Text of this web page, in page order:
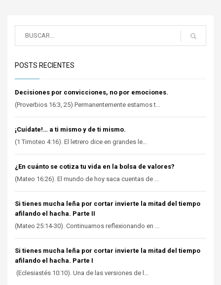
POSTS RECIENTES
Decisiones por convicciones, no por emociones.
(Proverbios 16:3, 25) Permanentemente estamos t...
¡Cuídate!… a ti mismo y de ti mismo.
(1 Timoteo 4:16). El letrero dice en grandes le...
¿En cuánto se cotiza tu vida en la bolsa de valores?
(Mateo 16:26). El mundo de hoy saca cuentas de ...
Si tienes mucha leña por cortar invierte la mitad del tiempo
afilando el hacha. Parte II
(Mateo 25:14-30). Continuamos reflexionando en ...
Si tienes mucha leña por cortar invierte la mitad del tiempo
afilando el hacha. Parte I
(Eclesiastés 10:10). Una de las versiones de l...